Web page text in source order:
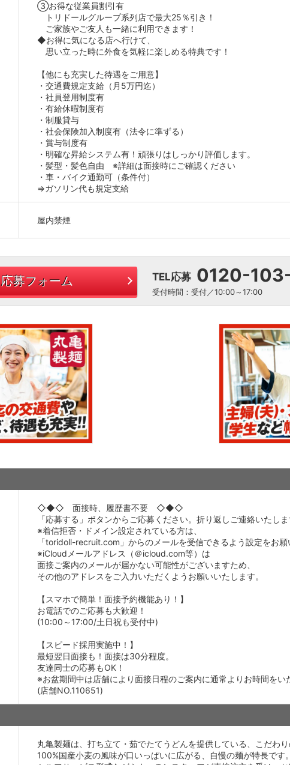
③お得な従業員割引有
トリドールグループ系列店で最大25％引き！
ご家族やご友人も一緒に利用できます！
◆お得に気になる店へ行けて、
思い立った時に外食を気軽に楽しめる特典です！
【他にも充実した待遇をご用意】
・交通費規定支給（月5万円迄）
・社員登用制度有
・有給休暇制度有
・制服貸与
・社会保険加入制度有（法令に準ずる）
・賞与制度有
・明確な昇給システム有！頑張りはしっかり評価します。
・髪型・髪色自由 ※詳細は面接時にご確認ください
・車・バイク通勤可（条件付）
⇒ガソリン代も規定支給
屋内禁煙
応募フォーム TEL応募 0120-
受付時間：受付／10:00～17:00
◇◆◇ 面接時、履歴書不要 ◇◆◇
「応募する」ボタンからご応募ください。折り返しご連絡いたし
※着信拒否・ドメイン設定されている方は、
「toridoll-recruit.com」からのメールを受信できるよう設定をお
※iCloudメールアドレス（＠icloud.com等）は
面接ご案内のメールが届かない可能性がございますため、
その他のアドレスをご入力いただくようお願いいたします。
【スマホで簡単！面接予約機能あり！】
お電話でのご応募も大歓迎！
(10:00～17:00/土日祝も受付中)
【スピード採用実施中！】
最短翌日面接も！面接は30分程度。
友達同士の応募もOK！
※お盆期間中は店舗により面接日程のご案内に通常よりお時間をい
(店舗NO.110651)
丸亀製麺は、打ち立て・茹でたてうどんを提供している、こだわ
100%国産小麦の風味が口いっぱいに広がる、自慢の麺が特長です